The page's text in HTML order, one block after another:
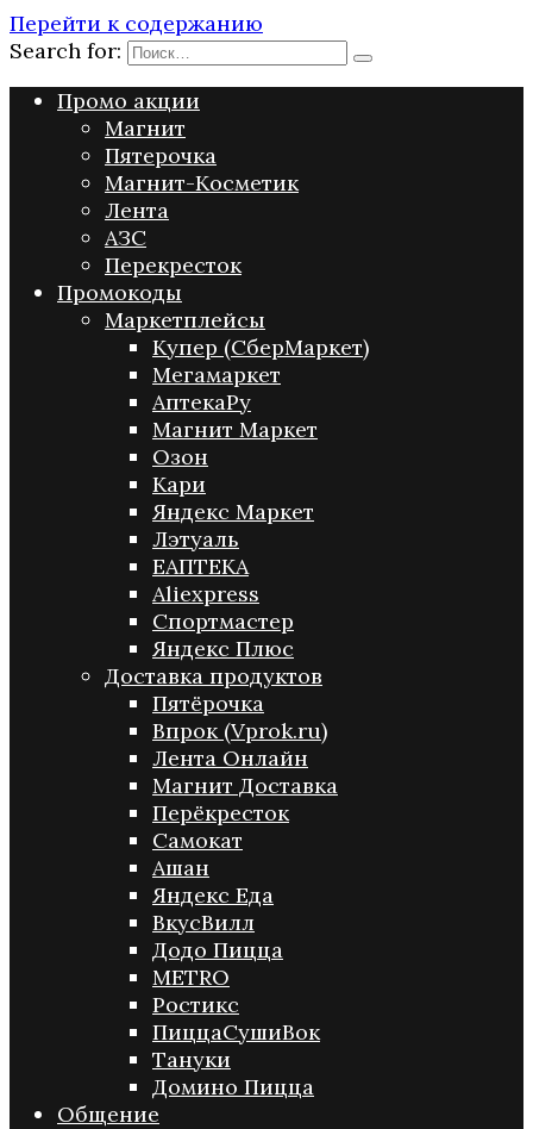
Перейти к содержанию
Search for:
Промо акции
Магнит
Пятерочка
Магнит-Косметик
Лента
АЗС
Перекресток
Промокоды
Маркетплейсы
Купер (СберМаркет)
Мегамаркет
АптекаРу
Магнит Маркет
Озон
Кари
Яндекс Маркет
Лэтуаль
ЕАПТЕКА
Aliexpress
Спортмастер
Яндекс Плюс
Доставка продуктов
Пятёрочка
Впрок (Vprok.ru)
Лента Онлайн
Магнит Доставка
Перёкресток
Самокат
Ашан
Яндекс Еда
ВкусВилл
Додо Пицца
METRO
Ростикс
ПиццаСушиВок
Тануки
Домино Пицца
Общение